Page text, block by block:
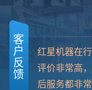
客
户
反
馈
红星机器在
评价非常高
后服务都非